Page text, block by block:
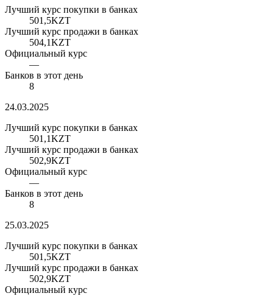
Лучший курс покупки в банках
501,5KZT
Лучший курс продажи в банках
504,1KZT
Официальный курс
—
Банков в этот день
8
24.03.2025
Лучший курс покупки в банках
501,1KZT
Лучший курс продажи в банках
502,9KZT
Официальный курс
—
Банков в этот день
8
25.03.2025
Лучший курс покупки в банках
501,5KZT
Лучший курс продажи в банках
502,9KZT
Официальный курс